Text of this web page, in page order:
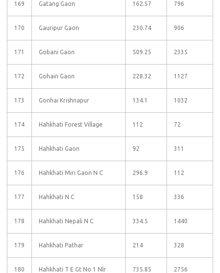
169 Gatang Gaon 162.57 796
170 Gauripur Gaon 230.74 906
171 Gobani Gaon 509.25 2335
172 Gohain Gaon 228.32 1127
173 Gonhai Krishnapur 134.1 1032
174 Hahkhati Forest Village 112 72
175 Hahkhati Gaon 92 311
176 Hahkhati Miri Gaon N C 296.9 112
177 Hahkhati N C 158 336
178 Hahkhati Nepali N C 334.5 1440
179 Hahkhati Pathar 214 328
180 Hahkhati T E Gt No 1 Nlr 735.85 2756